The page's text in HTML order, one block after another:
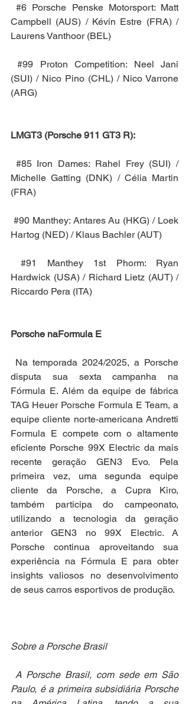
#6 Porsche Penske Motorsport: Matt
Campbell (AUS) / Kévin Estre (FRA) /
Laurens Vanthoor (BEL)
#99 Proton Competition: Neel Jani
(SUI) / Nico Pino (CHL) / Nico Varrone
(ARG)
LMGT3 (Porsche 911 GT3 R):
#85 Iron Dames: Rahel Frey (SUI) /
Michelle Gatting (DNK) / Célia Martin
(FRA)
#90 Manthey: Antares Au (HKG) / Loek
Hartog (NED) / Klaus Bachler (AUT)
#91
Manthey 1st Phorm: Ryan
Hardwick (USA) / Richard Lietz (AUT) /
Riccardo Pera (ITA)
Porsche naFormula E
disputa sua sexta campanha na
Fórmula E. Além da equipe de fábrica
TAG Heuer Porsche Formula E Team, a
equipe cliente norte-americana Andretti
Formula E compete com o altamente
eficiente Porsche 99X Electric da mais
recente geração GEN3 Evo. Pela
primeira vez, uma segunda equipe
cliente da Porsche, a Cupra Kiro,
também participa do campeonato,
utilizando a tecnologia da geração
anterior GEN3 no 99X Electric. A
Porsche continua aproveitando sua
experiência na Fórmula E para obter
insights valiosos no desenvolvimento
de seus carros esportivos de produção.
Sobre a Porsche Brasil
Paulo, é a primeira subsidiária Porsche